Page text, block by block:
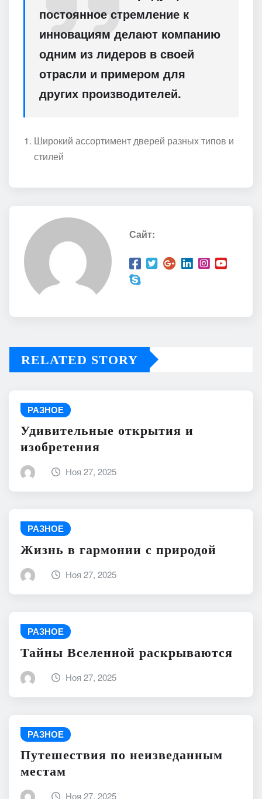
постоянное стремление к
инновациям делают компанию
одним из лидеров в своей
отрасли и примером для
других производителей.
Широкий ассортимент дверей разных типов и
стилей
Сайт:
RELATED STORY
РАЗНОЕ
Удивительные открытия и
изобретения
Ноя 27, 2025
РАЗНОЕ
Жизнь в гармонии с природой
Ноя 27, 2025
РАЗНОЕ
Тайны Вселенной раскрываются
Ноя 27, 2025
РАЗНОЕ
Путешествия по неизведанным
местам
Ноя 27, 2025